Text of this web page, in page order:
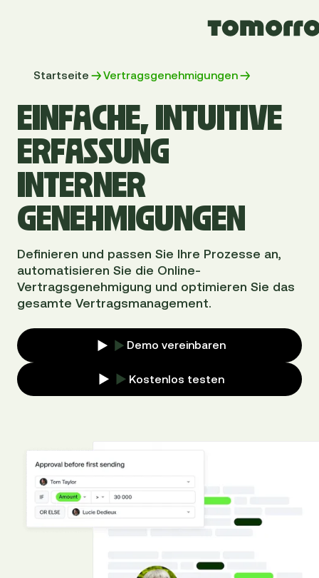
Startseite Vertragsgenehmigungen
EINFACHE, INTUITIVE
ERFASSUNG
INTERNER
GENEHMIGUNGEN
Definieren und passen Sie Ihre Prozesse an,
automatisieren Sie die Online-
Vertragsgenehmigung und optimieren Sie das
gesamte Vertragsmanagement.
Demo vereinbaren
Kostenlos testen